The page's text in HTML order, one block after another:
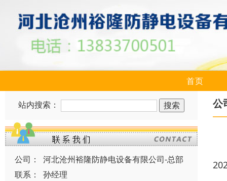
首页
站内搜索：
公司：
河北沧州裕隆防静电设备有限公司-总部
联系：
孙经理
公